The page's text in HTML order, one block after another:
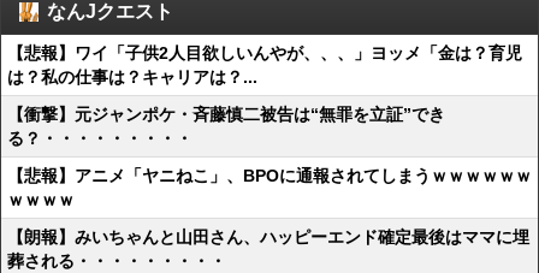
なんJクエスト
【悲報】ワイ「子供2人目欲しいんやが、、、」ヨッメ「金は？育児
は？私の仕事は？キャリアは？...
【衝撃】元ジャンポケ・斉藤慎二被告は“無罪を立証”でき
る？・・・・・・・・・
【悲報】アニメ「ヤニねこ」、BPOに通報されてしまうｗｗｗｗｗｗ
ｗｗｗｗ
【朗報】みいちゃんと山田さん、ハッピーエンド確定最後はママに埋
葬される・・・・・・・・・